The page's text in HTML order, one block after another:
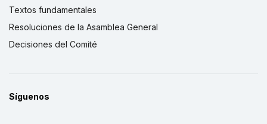
Textos fundamentales
Resoluciones de la Asamblea General
Decisiones del Comité
Síguenos